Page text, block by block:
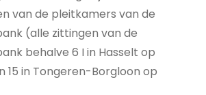
van de pleitkamers van de
(alle zittingen van de
behalve 6 I in Hasselt op
15 in Tongeren-Borgloon op